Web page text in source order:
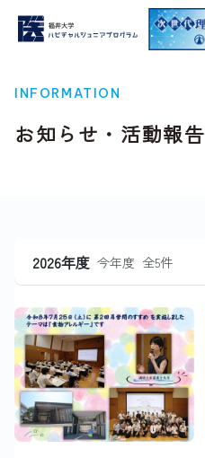
INFORMATION
お知らせ・活動報告
2026年度 今年度 全5件